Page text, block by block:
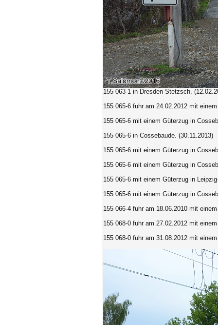
155 063-1 in Dresden-Stetzsch.
155 065-6 fuhr am 24.02.2012 mit
155 065-6 mit einem Güterzug in
155 065-6 in Cossebaude. (30.11.2013)
155 065-6 mit einem Güterzug in
155 065-6 mit einem Güterzug in
155 065-6 mit einem Güterzug in
155 065-6 mit einem Güterzug in
155 066-4 fuhr am 18.06.2010 mit
155 068-0 fuhr am 27.02.2012 mit
155 068-0 fuhr am 31.08.2012 mit